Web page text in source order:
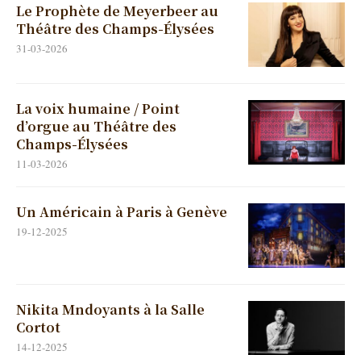
Le Prophète de Meyerbeer au
Théâtre des Champs-Élysées
31-03-2026
La voix humaine / Point
d’orgue au Théâtre des
Champs-Élysées
11-03-2026
Un Américain à Paris à Genève
19-12-2025
Nikita Mndoyants à la Salle
Cortot
14-12-2025